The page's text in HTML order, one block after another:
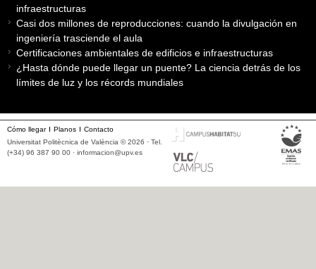
infraestructuras
Casi dos millones de reproducciones: cuando la divulgación en
ingeniería trasciende el aula
Certificaciones ambientales de edificios e infraestructuras
¿Hasta dónde puede llegar un puente? La ciencia detrás de los
límites de luz y los récords mundiales
Cómo llegar Planos
Contacto
Universitat Politècnica de València © 2026 · Tel.
(+34) 96 387 90 00 · informacion@upv.es